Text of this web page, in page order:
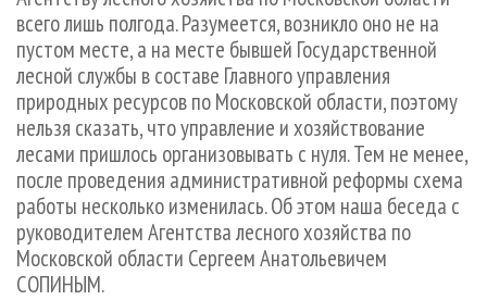
СУШКА ДРЕВЕСИНЫ
ПРОИЗВОДСТВО ДРЕВЕСНЫХ ПЛИТ
ДЕРЕВЯННОЕ ДОМОСТРОЕНИЕ
ПРОИЗВОДСТВО МЕБЕЛИ
БИОЭНЕРГЕТИКА
ЦБП
ИНСТРУМЕНТ И МАТЕРИАЛЫ
ПЕРСОНЫ
МОБИЛЬНЫЕ ВЫСТАВКИ
ОФИЦИАЛЬНЫЕ ДЕЛЕГАЦИИ
ПРИОРИТЕТНЫЕ ИНВЕСТПРОЕКТЫ
RUSSIAN FORESTRY REVIEW
ГАЗЕТА ЛЕСПРОМФОРУМ
БИБЛИОТЕКА СПЕЦИАЛИСТА
КОНТАКТЫ
РЕКЛАМА
РЕКЛАМА НА САЙТЕ
всего лишь полгода. Разумеется, возникло оно не на
пустом месте, а на месте бывшей Государственной
лесной службы в составе Главного управления
природных ресурсов по Московской области, поэтому
нельзя сказать, что управление и хозяйствование
лесами пришлось организовывать с нуля. Тем не менее,
после проведения административной реформы схема
работы несколько изменилась. Об этом наша беседа с
руководителем Агентства лесного хозяйства по
Московской области Сергеем Анатольевичем
СОПИНЫМ.